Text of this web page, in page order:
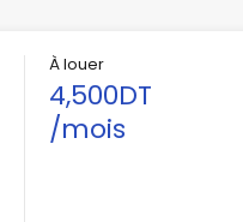
À louer
4,500DT
/mois